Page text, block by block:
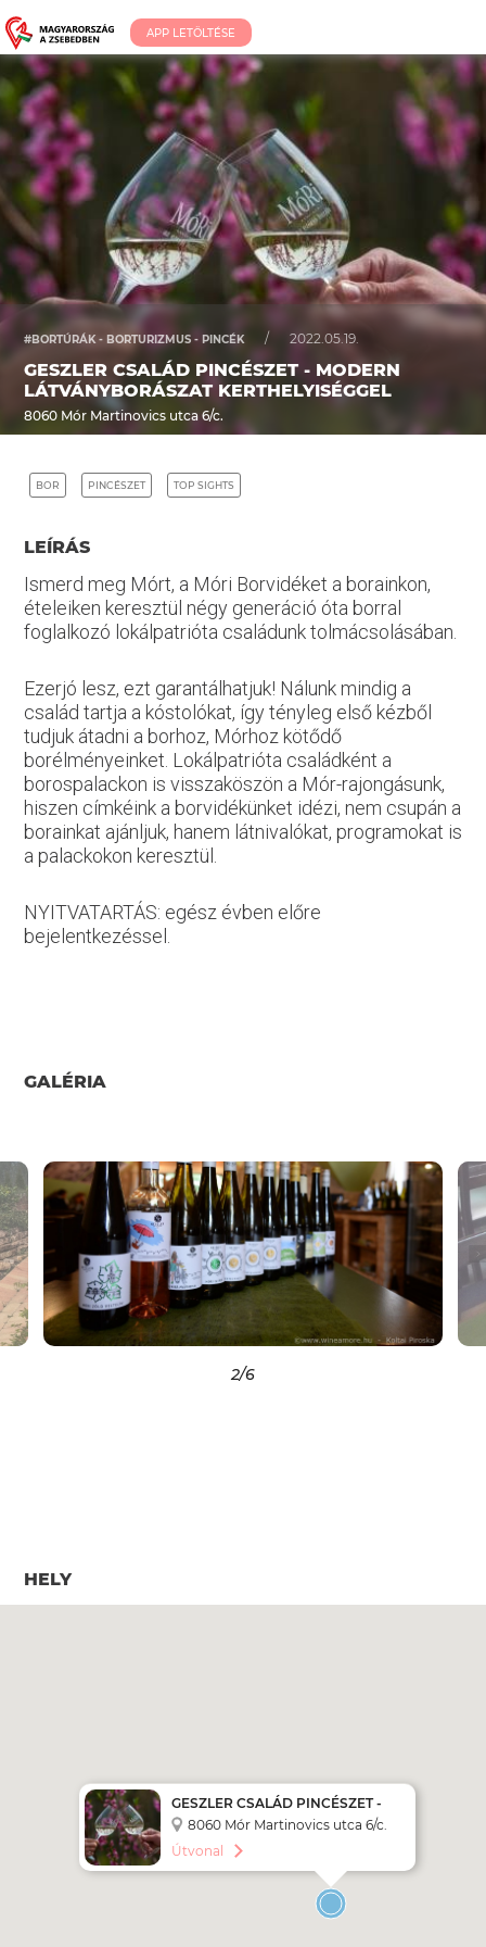
APP LETÖLTÉSE
#BORTÚRÁK - BORTURIZMUS - PINCÉK / 2022.05.19.
GESZLER CSALÁD PINCÉSZET - MODERN
LÁTVÁNYBORÁSZAT KERTHELYISÉGGEL
8060 Mór Martinovics utca 6/c.
BOR PINCÉSZET TOP SIGHTS
LEÍRÁS
Ismerd meg Mórt, a Móri Borvidéket a borainkon,
ételeiken keresztül négy generáció óta borral
foglalkozó lokálpatrióta családunk tolmácsolásában.
Ezerjó lesz, ezt garantálhatjuk! Nálunk mindig a
család tartja a kóstolókat, így tényleg első kézből
tudjuk átadni a borhoz, Mórhoz kötődő
borélményeinket. Lokálpatrióta családként a
borospalackon is visszaköszön a Mór-rajongásunk,
hiszen címkéink a borvidékünket idézi, nem csupán a
borainkat ajánljuk, hanem látnivalókat, programokat is
a palackokon keresztül.
NYITVATARTÁS: egész évben előre
bejelentkezéssel.
GALÉRIA
2/6
HELY
GESZLER CSALÁD PINCÉSZET -
MODERN LÁTVÁNYBORÁSZAT
KERTHELYISÉGGEL
8060 Mór Martinovics utca 6/c.
Útvonal